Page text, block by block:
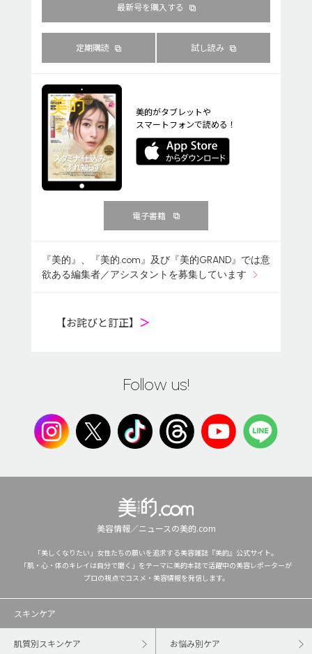
最新号を購入する
定期購読 試し読み
美的がタブレットや
スマートフォンで読める！
電子書籍
『美的』、『美的.com』及び『美的GRAND』では意
欲ある編集者／アシスタントを募集しています
【お詫びと訂正】 ＞
Follow us!
美容情報／ニュースの美的.com
「美しくなりたい」女性たちの願いを追求する美容雑誌『美的』公式サイト。
「肌・心・体のキレイは自分で磨く」をテーマに美的本誌で活躍中の美容レポーターが
プロの視点でコスメ・美容情報を発信します。
スキンケア
肌質別スキンケア お悩み別ケア